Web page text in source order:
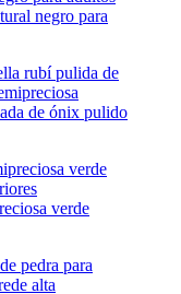
negro para
de ónix pulido
verde